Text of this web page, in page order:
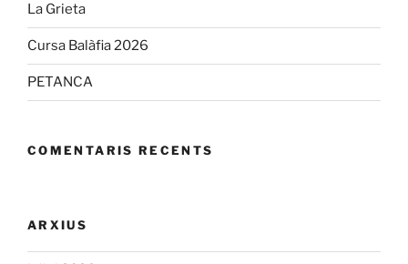
La Grieta
Cursa Balàfia 2026
PETANCA
COMENTARIS RECENTS
ARXIUS